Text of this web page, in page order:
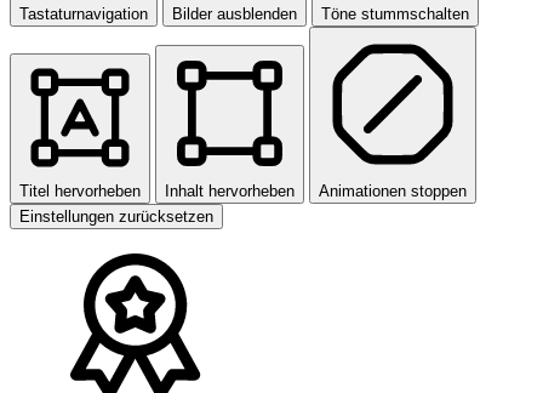
Tastaturnavigation Bilder ausblenden Töne stummschalten
Titel hervorheben Inhalt hervorheben
Animationen stoppen
Einstellungen zurücksetzen